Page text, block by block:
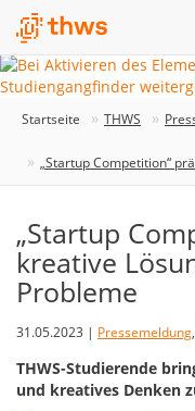
Startseite THWS
„Startup Competition“
„Startup
kreative
Probleme
31.05.2023 | Pressemeldung,
THWS-Studierende
und kreatives Denken